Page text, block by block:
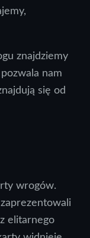
znajdziemy
nam
się od
wrogów.
elitarnego